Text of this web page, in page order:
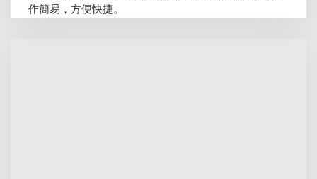
作簡易，方便快捷。